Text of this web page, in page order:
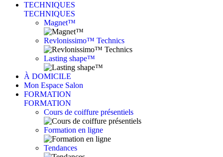
TECHNIQUES
TECHNIQUES
Magnet™
Revlonissimo™ Technics
Lasting shape™
À DOMICILE
Mon Espace Salon
FORMATION
FORMATION
Cours de coiffure présentiels
Formation en ligne
Tendances